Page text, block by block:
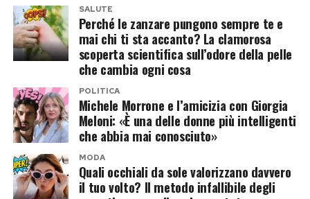
mentre Elon Musk ha trasformato X in una
piattaforma che ospita spesso battaglie
politiche e culturali molto polarizzanti.
Non a caso, le immagini del Pride hanno
generato reazioni opposte. Per alcuni si tratta di
una forma di satira politica. Per altri, invece, il
ricorso a simboli così forti rappresenta
un’escalation che rischia di alimentare
ulteriormente un clima già estremamente teso.
SALUTE
Perché le zanzare pungono sempre te e
mai chi ti sta accanto? La clamorosa
scoperta scientifica sull’odore della pelle
che cambia ogni cosa
POLITICA
Michele Morrone e l’amicizia con Giorgia
Meloni: «È una delle donne più intelligenti
che abbia mai conosciuto»
MODA
Quali occhiali da sole valorizzano davvero
il tuo volto? Il metodo infallibile degli